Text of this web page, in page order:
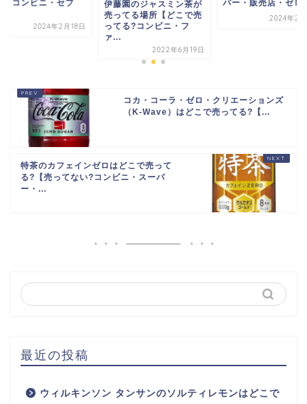
・コンビニ・セブ
2024年2月18日
伊藤園のジャスミン茶が
売ってる場所【どこで売
ってる?コンビニ・フ
ァ...
2022年6月19日
パー・販売店・ゼロ
2024年2
コカ・コーラ・ゼロ・クリエーションズ
（K-Wave）はどこで売ってる?【...
特茶のカフェインゼロはどこで売って
る?【売ってない?コンビニ・スーパ
ー・...
最近の投稿
ウィルキンソン タンサンのソルティレモンはどこで